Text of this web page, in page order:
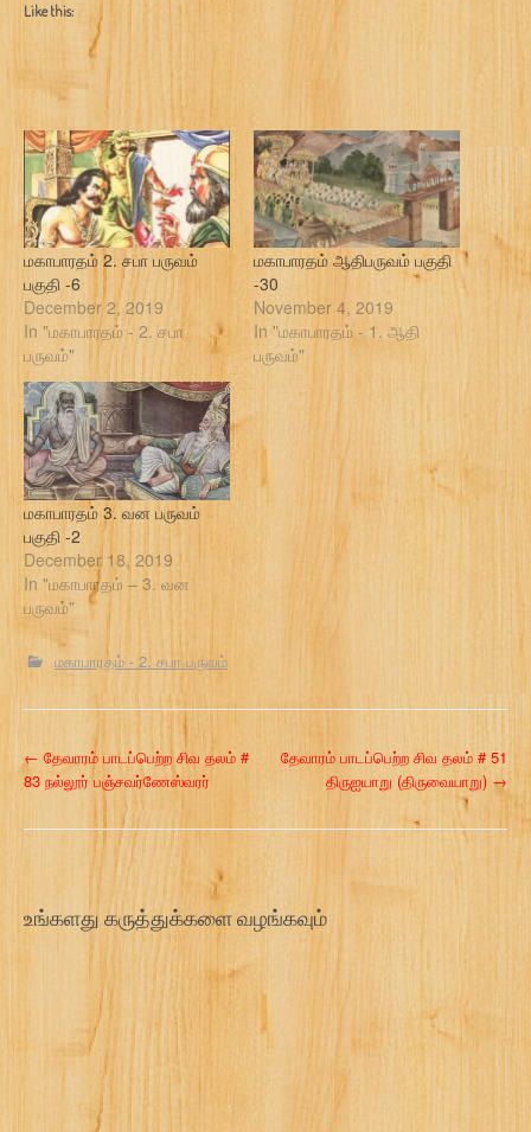
Like this:
மகாபாரதம் 2. சபா பருவம்
பகுதி -6
December 2, 2019
In "மகாபாரதம் - 2. சபா
பருவம்"
மகாபாரதம் ஆதிபருவம் பகுதி
-30
November 4, 2019
In "மகாபாரதம் - 1. ஆதி
பருவம்"
மகாபாரதம் 3. வன பருவம்
பகுதி -2
December 18, 2019
In "மகாபாரதம் – 3. வன
பருவம்"
மகாபாரதம் - 2. சபா பருவம்
P
n
← தேவாரம் பாடப்பெற்ற சிவ தலம் #
83 நல்லூர் பஞ்சவர்ணேஸ்வரர்
தேவாரம் பாடப்பெற்ற சிவ தலம் # 51
திருஐயாறு (திருவையாறு) →
உங்களது கருத்துக்களை வழங்கவும்